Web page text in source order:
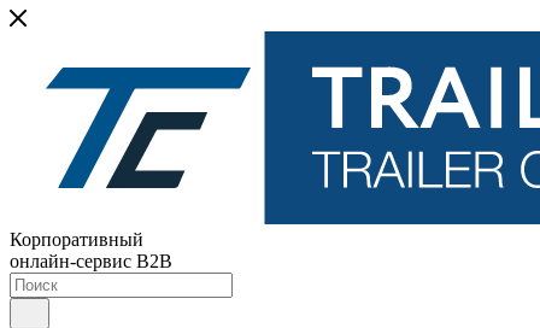
Корпоративный
онлайн-сервис B2B